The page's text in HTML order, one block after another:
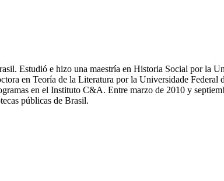
Estudió e hizo una maestría en Historia Social por la
en Teoría de la Literatura por la Universidade Federal
en el Instituto C&A. Entre marzo de 2010 y
públicas de Brasil.